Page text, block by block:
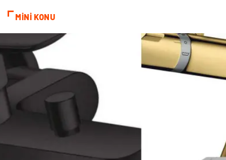
Sigorta
Yazı Tahtaları
MİNİ KONU